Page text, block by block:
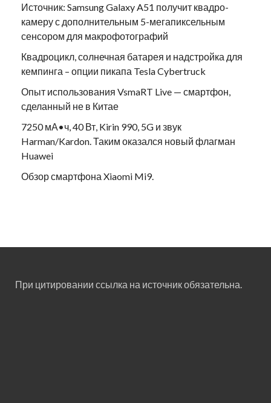
Источник: Samsung Galaxy A51 получит квадро-
камеру с дополнительным 5-мегапиксельным
сенсором для макрофотографий
Квадроцикл, солнечная батарея и надстройка для
кемпинга – опции пикапа Tesla Cybertruck
Опыт использования VsmaRT Live — смартфон,
сделанный не в Китае
7250 мА•ч, 40 Вт, Kirin 990, 5G и звук
Harman/Kardon. Таким оказался новый флагман
Huawei
Обзор смартфона Xiaomi Mi9.
При цитировании ссылка на источник обязательна.